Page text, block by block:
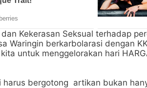
Kekerasan Seksual terhadap
Waringin berkarbolarasi dengan
untuk menggelorakan hari
harus bergotong artikan bukan